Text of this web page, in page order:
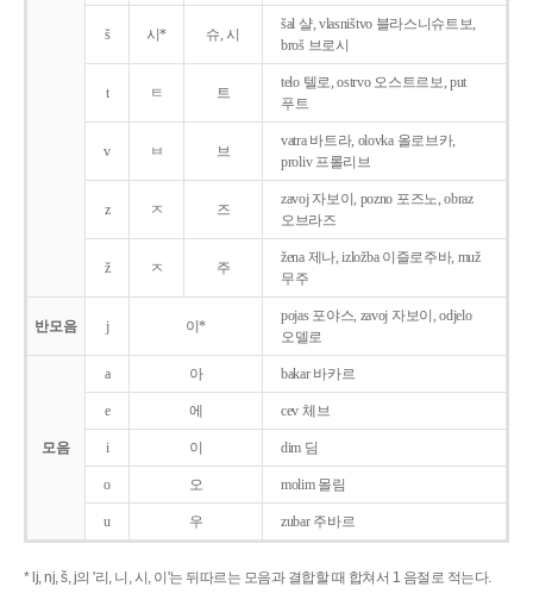
š 시* 슈, 시
šal 샬, vlasništvo 블라스니슈트보,
broš 브로시
t ㅌ 트
telo 텔로, ostrvo 오스트르보, put
푸트
v ㅂ 브
vatra 바트라, olovka 올로브카,
proliv 프롤리브
z ㅈ 즈
zavoj 자보이, pozno 포즈노, obraz
오브라즈
ž ㅈ 주
žena 제나, izložba 이즐로주바, muž
무주
반모음 j 이*
pojas 포야스, zavoj 자보이, odjelo
오델로
모음
a 아 bakar 바카르
e 에 cev 체브
i 이 dim 딤
o 오 molim 몰림
u 우 zubar 주바르
* lj, nj, š, j의 '리, 니, 시, 이'는 뒤따르는 모음과 결합할 때 합쳐서 1 음절로 적는다.